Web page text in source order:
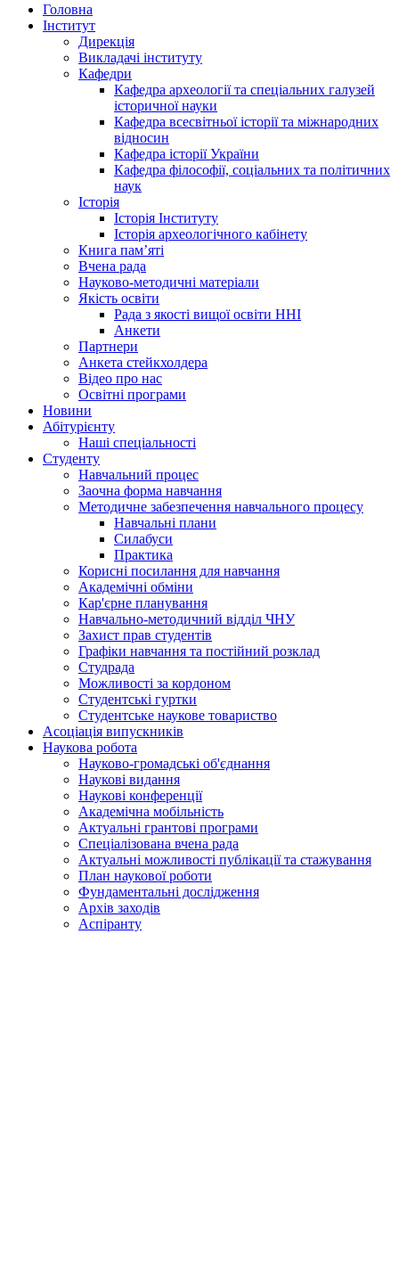
Головна
Інститут
Дирекція
Викладачі інституту
Кафедри
Кафедра археології та спеціальних галузей
історичної науки
Кафедра всесвітньої історії та міжнародних
відносин
Кафедра історії України
Кафедра філософії, соціальних та політичних
наук
Історія
Історія Інституту
Історія археологічного кабінету
Книга памʼяті
Вчена рада
Науково-методичні матеріали
Якість освіти
Рада з якості вищої освіти ННІ
Анкети
Партнери
Анкета стейкхолдера
Відео про нас
Освітні програми
Hовини
Абітурієнту
Наші спеціальності
Студенту
Навчальний процес
Заочна форма навчання
Методичне забезпечення навчального процесу
Навчальні плани
Силабуси
Практика
Корисні посилання для навчання
Академічні обміни
Кар'єрне планування
Навчально-методичний відділ ЧНУ
Захист прав студентів
Графіки навчання та постійний розклад
Студрада
Можливості за кордоном
Студентські гуртки
Студентське наукове товариство
Асоціація випускників
Наукова робота
Науково-громадські об'єднання
Наукові видання
Наукові конференції
Академічна мобільність
Актуальні грантові програми
Спеціалізована вчена рада
Актуальні можливості публікації та стажування
План наукової роботи
Фундаментальні дослідження
Архів заходів
Аспіранту